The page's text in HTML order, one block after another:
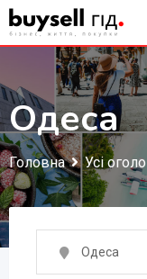
Перейти
до
Одеса
Головна Усі